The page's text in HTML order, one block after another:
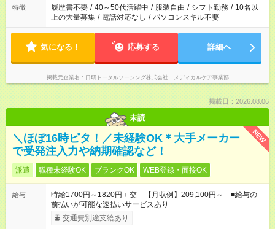
合は応募できません。
特徴 履歴書不要 / 40～50代活躍中 / 服装自由 / シフト勤務 / 10名以
上の大量募集 / 電話対応なし / パソコンスキル不要
気になる！ 応募する 詳細へ
掲載元企業名 日研トータルソーシング株式会社 メディカルケア事業部
掲載日：2026.08.06
未読
NEW
＼ほぼ16時ピタ！／未経験OK＊大手メーカー
で受発注入力や納期確認など！
派遣 職種未経験OK ブランクOK WEB登録・面接OK
給与
時給1700円～1820円＋交 【月収例】209,100円～ ■給与の
前払いが可能な速払いサービスあり
交通費別途支給あり